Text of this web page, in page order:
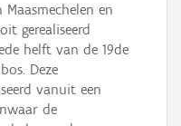
en
gerealiseerd
helft van de 19de
Deze
vanuit een
de